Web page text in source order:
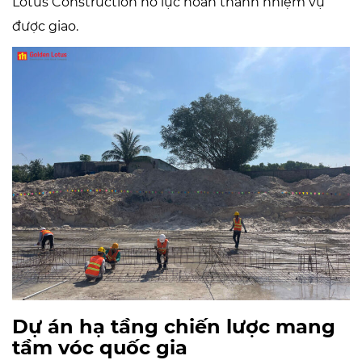
được giao.
Dự án hạ tầng chiến lược mang
tầm vóc quốc gia